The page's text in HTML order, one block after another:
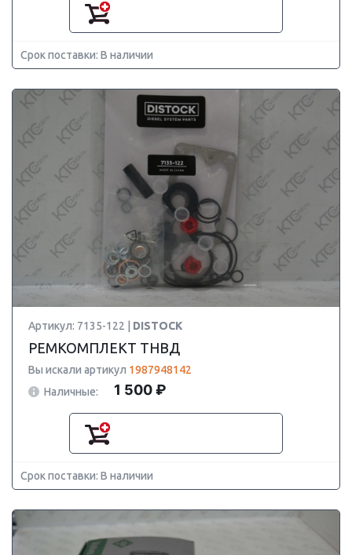
Срок поставки: В наличии
Артикул: 7135-122 | DISTOCK
РЕМКОМПЛЕКТ ТНВД
Вы искали артикул 1987948142
Наличные:
1 500 ₽
Срок поставки: В наличии